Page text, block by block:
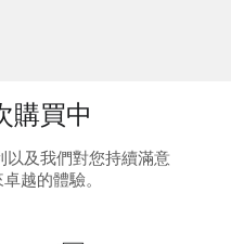
購買中
以及我們對您持續滿意
越的體驗。